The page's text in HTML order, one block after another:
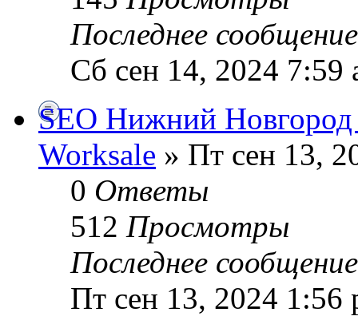
Последнее
Сб сен 14, 2024 7:59
SEO Нижний Новгород
Worksale » Пт сен 13,
0 Ответы
512 Просмотры
Последнее
Пт сен 13, 2024 1:56